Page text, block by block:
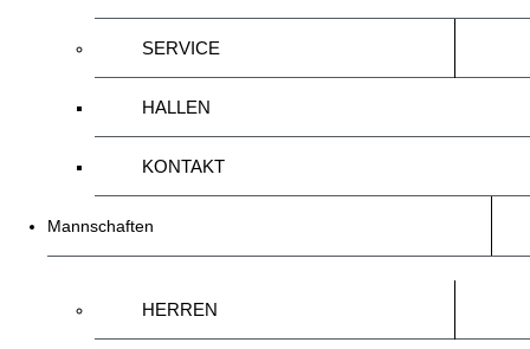
SERVICE
HALLEN
KONTAKT
Mannschaften
HERREN